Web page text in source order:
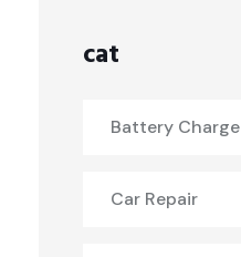
cat
Battery Charge
Car Repair